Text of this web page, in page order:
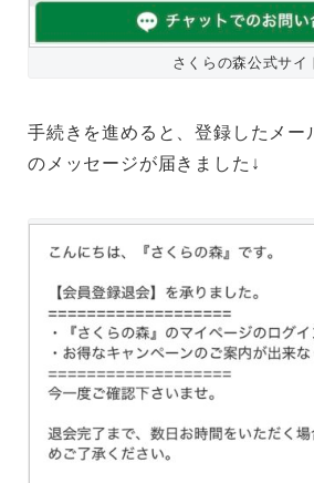
さくらの森公式サイ
手続きを進めると、登録したメー
のメッセージが届きました↓